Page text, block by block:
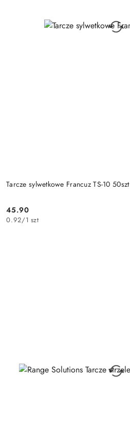
Tarcze sylwetkowe Francuz TS-10 50szt
Cena:
45.90
0.92/1 szt